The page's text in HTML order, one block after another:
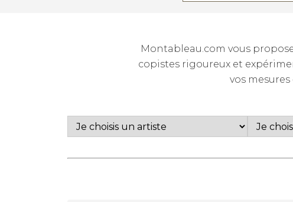
Montableau.com vous
copistes rigoureux et
vos